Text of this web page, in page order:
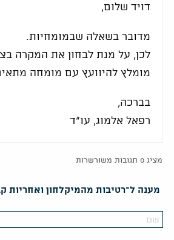
דויד שלום,
מדובר בשאלה שבמומחיות.
לכן, על מנת לבחון את המקרה
מומלץ להיוועץ עם מומחה
בברכה,
רפאל אלמוג, עו"ד
מציג 0 תגובות משורשרות
מענה ל־רטיבות מהמיקלחון ואחריות